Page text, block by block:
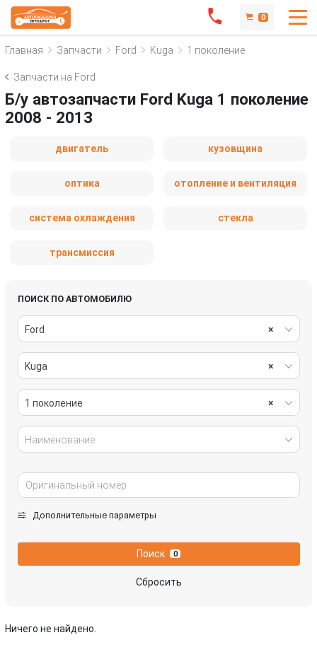
0
Главная Запчасти Ford Kuga 1 поколение
Запчасти на Ford
Б/у автозапчасти Ford Kuga 1 поколение
2008 - 2013
двигатель кузовщина
оптика отопление и вентиляция
система охлаждения стекла
трансмиссия
ПОИСК ПО АВТОМОБИЛЮ
×
Ford
×
Kuga
×
1 поколение
Наименование
Дополнительные параметры
Поиск 0
Сбросить
Ничего не найдено.